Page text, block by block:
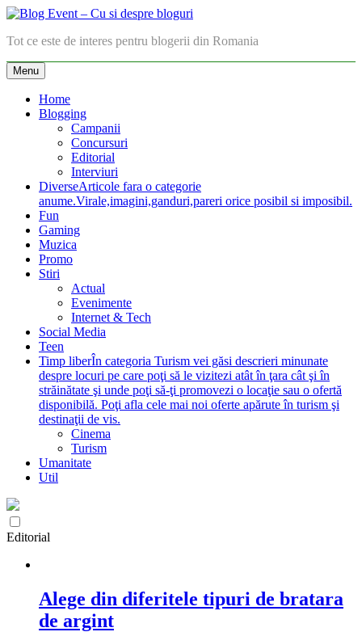
Skip
content
Blog Event – Cu si despre bloguri
Tot ce este de interes pentru blogerii din Romania
Menu
Home
Blogging
Campanii
Concursuri
Editorial
Interviuri
DiverseArticole fara o categorie
anume.Virale,imagini,ganduri,pareri orice posibil si imposibil.
Fun
Gaming
Muzica
Promo
Stiri
Actual
Evenimente
Internet & Tech
Social Media
Teen
Timp liberÎn categoria Turism vei găsi descrieri minunate
despre locuri pe care poţi să le vizitezi atât în ţara cât şi în
străinătate şi unde poţi să-ţi promovezi o locaţie sau o ofertă
disponibilă. Poţi afla cele mai noi oferte apărute în turism şi
destinaţii de vis.
Cinema
Turism
Umanitate
Util
Editorial
Alege din diferitele tipuri de bratara
de argint